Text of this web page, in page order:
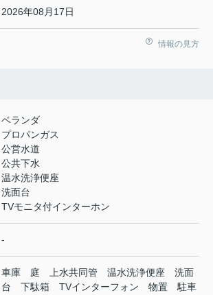
2026年08月17日
情報の見方
ベランダ
プロパンガス
公営水道
公共下水
温水洗浄便座
洗面台
TVモニタ付インターホン
-
車庫 庭 上水共同管 温水洗浄便座 洗面
台 下駄箱 TVインターフォン 物置 駐車